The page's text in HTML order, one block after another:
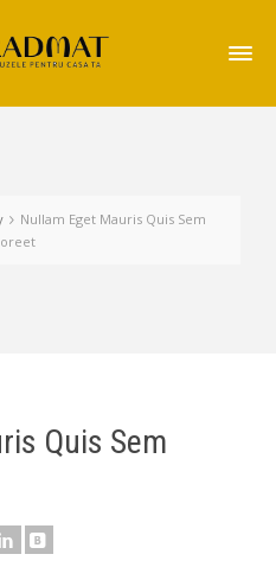
Nullam Eget Mauris Quis Sem
Quis Sem